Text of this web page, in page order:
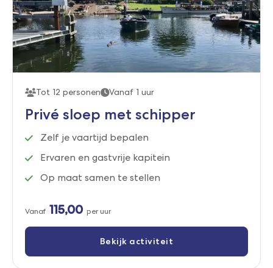
Tot 12 personen Vanaf 1 uur
Privé sloep met schipper
Zelf je vaartijd bepalen
Ervaren en gastvrije kapitein
Op maat samen te stellen
Bekijk activiteit
Vanaf 115,00 per uur